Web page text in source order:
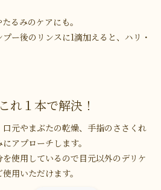
るみのケアにも。
ー後のリンスに1滴加えると、ハリ・
れ１本で解決！
元やまぶたの乾燥、手指のささくれ
アプローチします。
使用しているので目元以外のデリケ
用いただけます。